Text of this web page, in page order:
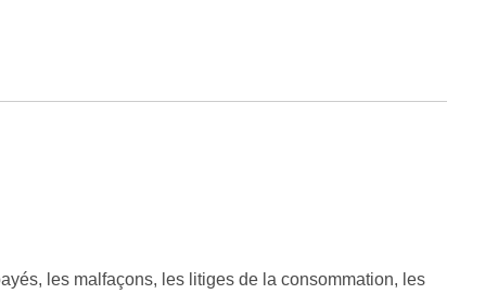
les malfaçons, les litiges de la consommation, les